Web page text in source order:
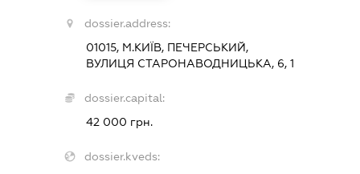
dossier.address:
01015, М.КИЇВ, ПЕЧЕРСЬКИЙ,
ВУЛИЦЯ СТАРОНАВОДНИЦЬКА, 6, 1
dossier.capital:
42 000 грн.
dossier.kveds: